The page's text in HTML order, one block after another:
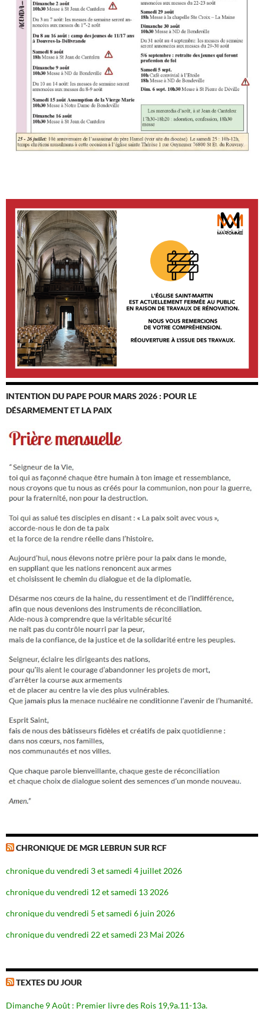
INTENTION DU PAPE POUR MARS 2026 : POUR LE
DÉSARMEMENT ET LA PAIX
CHRONIQUE DE MGR LEBRUN SUR RCF
chronique du vendredi 3 et samedi 4 juillet 2026
chronique du vendredi 12 et samedi 13 2026
chronique du vendredi 5 et samedi 6 juin 2026
chronique du vendredi 22 et samedi 23 Mai 2026
TEXTES DU JOUR
Dimanche 9 Août : Premier livre des Rois 19,9a.11-13a.